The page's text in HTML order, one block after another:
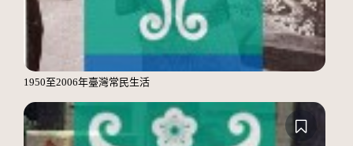
1950至2006年臺灣常民生活